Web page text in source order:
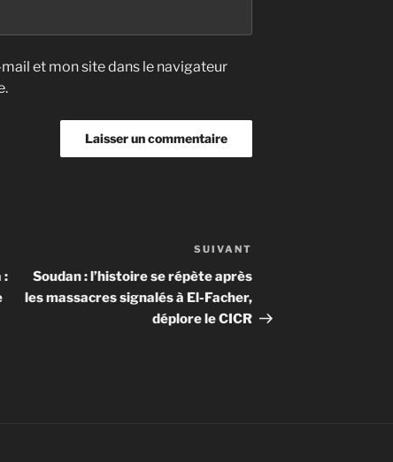
et mon site dans le navigateur
:
suivant
SUIVANT
Soudan : l’histoire se répète après
les massacres signalés à El-Facher,
déplore le CICR